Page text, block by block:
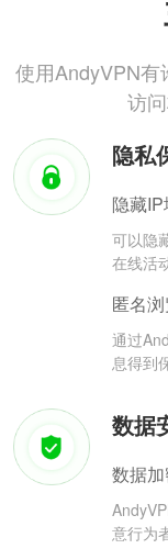
使用AndyVPN有
访
隐私
隐藏
可以隐
在线活
匿名
通过
息得到
数据
数据
意行为